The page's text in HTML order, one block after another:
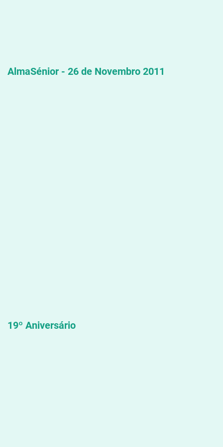
AlmaSénior - 26 de Novembro 2011
19º Aniversário